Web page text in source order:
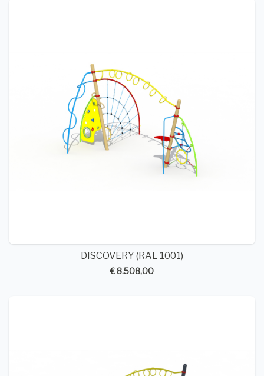
DISCOVERY (RAL 1001)
€ 8.508,00